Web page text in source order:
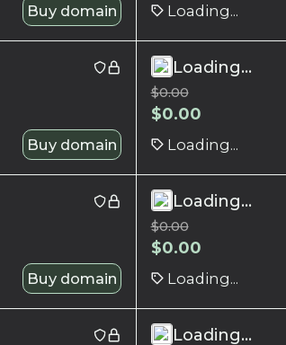
Buy domain Loading...
Buy domain
Loading...
$0.00
$0.00
Loading...
Buy domain
Loading...
$0.00
$0.00
Loading...
Loading...